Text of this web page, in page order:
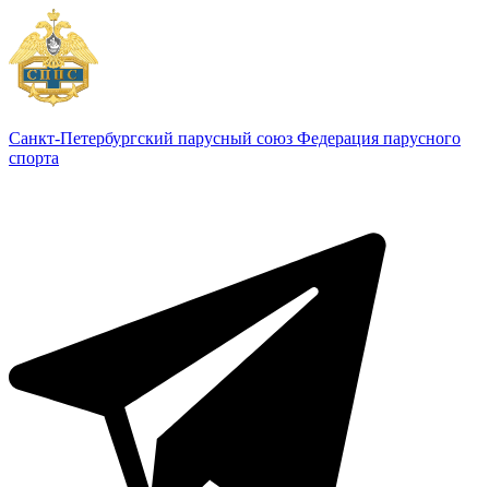
Санкт-Петербургский парусный союз Федерация парусного
спорта